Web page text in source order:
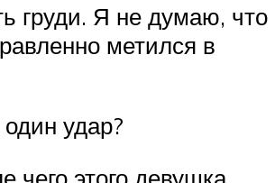
груди. Я не думаю, что
метился в
удар?